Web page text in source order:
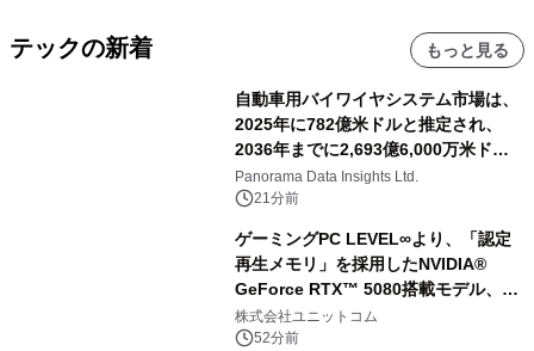
テックの新着 もっと見る
自動車用バイワイヤシステム市場は、
2025年に782億米ドルと推定され、
2036年までに2,693億6,000万米ドル
に達すると予測されており、予測期間
（2026年～2036年）
Panorama Data Insights Ltd.
21分前
ゲーミングPC LEVEL∞より、「認定
再生メモリ」を採用したNVIDIA®
GeForce RTX™ 5080搭載モデル、
NVIDIA® GeForce RTX™ 5070 Ti搭
載モデルを販売開始
株式会社ユニットコム
52分前